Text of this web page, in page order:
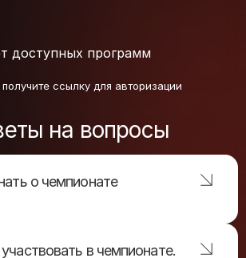
доступных программ
ссылку для авторизации
на вопросы
о чемпионате
в чемпионате.